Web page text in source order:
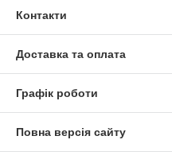
Контакти
Доставка та оплата
Графік роботи
Повна версія сайту